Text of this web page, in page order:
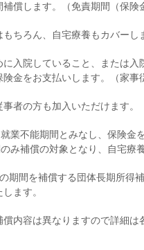
補償します。（免責期間（保
もちろん、自宅療養もカバーし
に入院していること、または
険金をお支払いします。（家
事者の方も加入いただけます。
業不能期間とみなし、保険金
のみ補償の対象となり、自宅
の期間を補償する団体長期所
ます。
償内容は異なりますので詳細